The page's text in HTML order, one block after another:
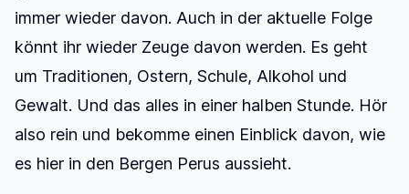
immer wieder davon. Auch in der aktuelle Folge
könnt ihr wieder Zeuge davon werden. Es geht
um Traditionen, Ostern, Schule, Alkohol und
Gewalt. Und das alles in einer halben Stunde. Hör
also rein und bekomme einen Einblick davon, wie
es hier in den Bergen Perus aussieht.